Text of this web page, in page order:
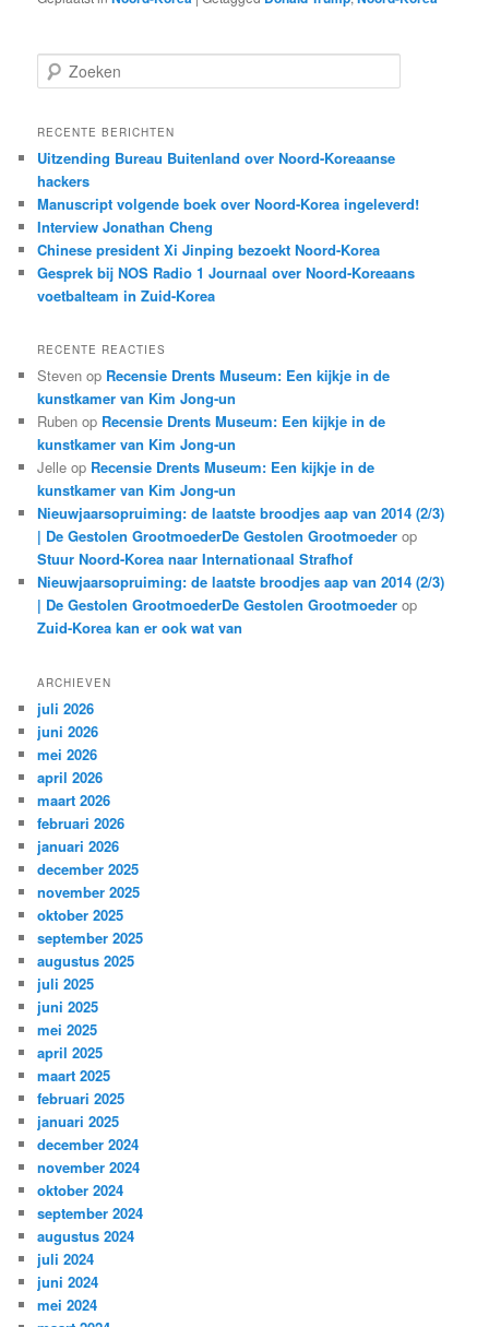
o
k
n
RECENTE BERICHTEN
Uitzending Bureau Buitenland over Noord-Koreaanse
hackers
Manuscript volgende boek over Noord-Korea ingeleverd!
Interview Jonathan Cheng
Chinese president Xi Jinping bezoekt Noord-Korea
Gesprek bij NOS Radio 1 Journaal over Noord-Koreaans
voetbalteam in Zuid-Korea
RECENTE REACTIES
Steven op Recensie Drents Museum: Een kijkje in de
kunstkamer van Kim Jong-un
Ruben op Recensie Drents Museum: Een kijkje in de
kunstkamer van Kim Jong-un
Jelle op Recensie Drents Museum: Een kijkje in de
kunstkamer van Kim Jong-un
Nieuwjaarsopruiming: de laatste broodjes aap van 2014 (2/3)
| De Gestolen GrootmoederDe Gestolen Grootmoeder op
Stuur Noord-Korea naar Internationaal Strafhof
Nieuwjaarsopruiming: de laatste broodjes aap van 2014 (2/3)
| De Gestolen GrootmoederDe Gestolen Grootmoeder op
Zuid-Korea kan er ook wat van
ARCHIEVEN
juli 2026
juni 2026
mei 2026
april 2026
maart 2026
februari 2026
januari 2026
december 2025
november 2025
oktober 2025
september 2025
augustus 2025
juli 2025
juni 2025
mei 2025
april 2025
maart 2025
februari 2025
januari 2025
december 2024
november 2024
oktober 2024
september 2024
augustus 2024
juli 2024
juni 2024
mei 2024